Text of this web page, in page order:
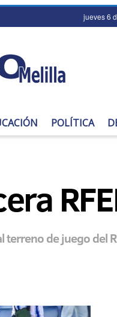
jueves 6
POLÍTICA
de juego del